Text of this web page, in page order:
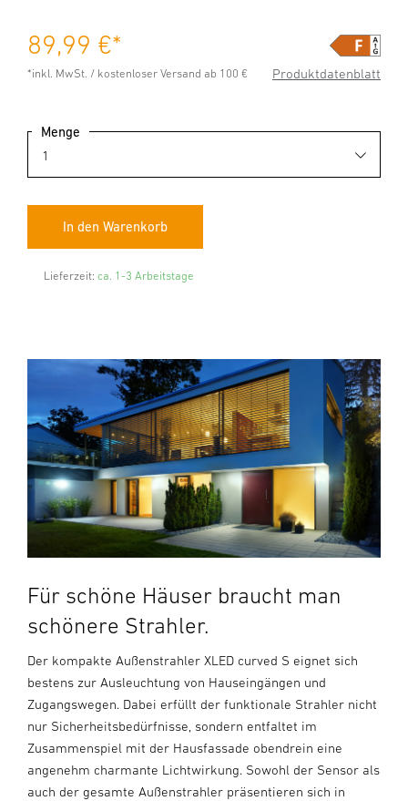
Produktdatenblatt
89,99 €*
*inkl. MwSt. / kostenloser Versand ab 100 €
Menge
Lieferzeit: ca. 1-3 Arbeitstage
Für schöne Häuser braucht man
schönere Strahler.
Der kompakte Außenstrahler XLED curved S eignet sich
bestens zur Ausleuchtung von Hauseingängen und
Zugangswegen. Dabei erfüllt der funktionale Strahler nicht
nur Sicherheitsbedürfnisse, sondern entfaltet im
Zusammenspiel mit der Hausfassade obendrein eine
angenehm charmante Lichtwirkung. Sowohl der Sensor als
auch der gesamte Außenstrahler präsentieren sich in